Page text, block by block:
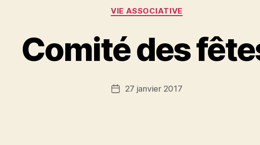
Catégories
VIE ASSOCIATIVE
Comité des
Date27 janvier 2017